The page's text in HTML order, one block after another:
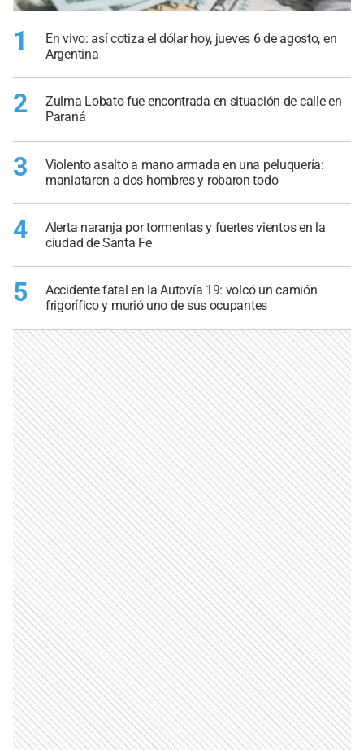
1
En vivo: así cotiza el dólar hoy, jueves 6 de agosto, en
Argentina
2
Zulma Lobato fue encontrada en situación de calle en
Paraná
3
Violento asalto a mano armada en una peluquería:
maniataron a dos hombres y robaron todo
4
Alerta naranja por tormentas y fuertes vientos en la
ciudad de Santa Fe
5
Accidente fatal en la Autovía 19: volcó un camión
frigorífico y murió uno de sus ocupantes